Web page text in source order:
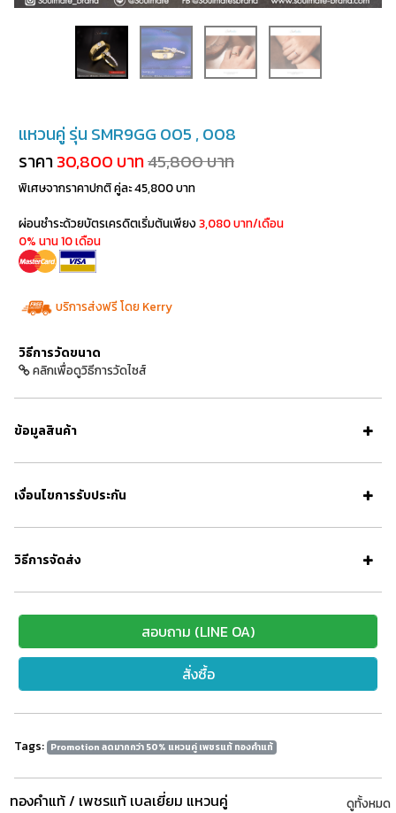
แหวนคู่ รุ่น SMR9GG 005 , 008
ราคา30,800 บาท45,800 บาท
พิเศษจากราคาปกติ คู่ละ 45,800 บาท
ผ่อนชำระด้วยบัตรเครดิตเริ่มต้นเพียง3,080 บาท/เดือน
0% นาน 10 เดือน
บริการส่งฟรี โดย Kerry
วิธีการวัดขนาด
คลิกเพื่อดูวิธีการวัดไซส์
ข้อมูลสินค้า
เงื่อนไขการรับประกัน
วิธีการจัดส่ง
สอบถาม (LINE OA)
สั่งซื้อ
Tags: Promotion ลดมากกว่า 50% แหวนคู่ เพชรแท้ ทองคำแท้
ทองคำแท้ / เพชรแท้ เบลเยี่ยม แหวนคู่ ดูทั้งหมด